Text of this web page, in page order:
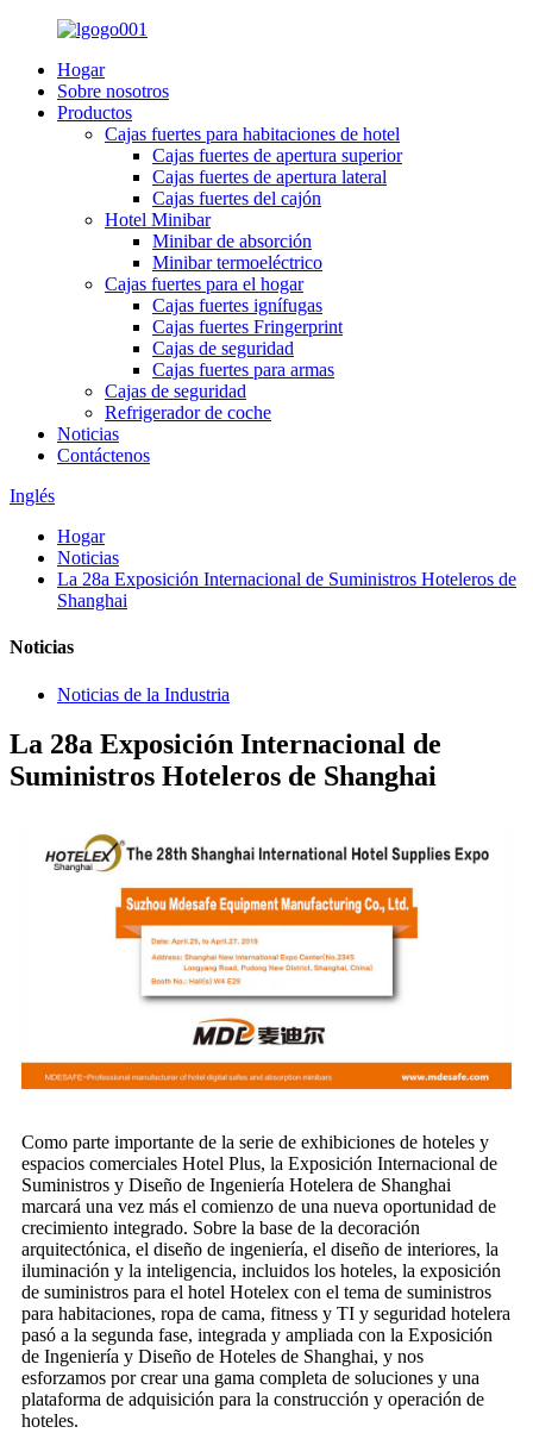
Hogar
Sobre nosotros
Productos
Cajas fuertes para habitaciones de hotel
Cajas fuertes de apertura superior
Cajas fuertes de apertura lateral
Cajas fuertes del cajón
Hotel Minibar
Minibar de absorción
Minibar termoeléctrico
Cajas fuertes para el hogar
Cajas fuertes ignífugas
Cajas fuertes Fringerprint
Cajas de seguridad
Cajas fuertes para armas
Cajas de seguridad
Refrigerador de coche
Noticias
Contáctenos
Inglés
Hogar
Noticias
La 28a Exposición Internacional de Suministros Hoteleros de
Shanghai
Noticias
Noticias de la Industria
La 28a Exposición Internacional de
Suministros Hoteleros de Shanghai
Como parte importante de la serie de exhibiciones de hoteles y
espacios comerciales Hotel Plus, la Exposición Internacional de
Suministros y Diseño de Ingeniería Hotelera de Shanghai
marcará una vez más el comienzo de una nueva oportunidad de
crecimiento integrado. Sobre la base de la decoración
arquitectónica, el diseño de ingeniería, el diseño de interiores, la
iluminación y la inteligencia, incluidos los hoteles, la exposición
de suministros para el hotel Hotelex con el tema de suministros
para habitaciones, ropa de cama, fitness y TI y seguridad hotelera
pasó a la segunda fase, integrada y ampliada con la Exposición
de Ingeniería y Diseño de Hoteles de Shanghai, y nos
esforzamos por crear una gama completa de soluciones y una
plataforma de adquisición para la construcción y operación de
hoteles.